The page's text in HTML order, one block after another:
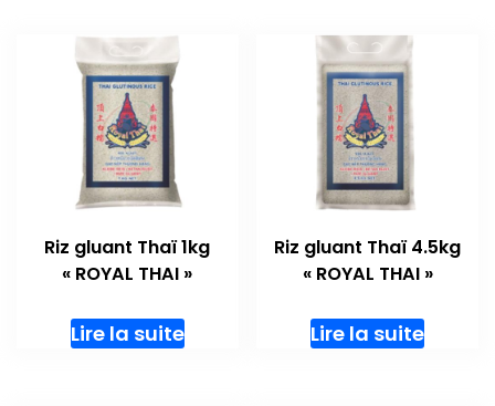
Riz gluant Thaï 1kg
« ROYAL THAI »
Lire la suite
Riz gluant Thaï 4.5kg
« ROYAL THAI »
Lire la suite